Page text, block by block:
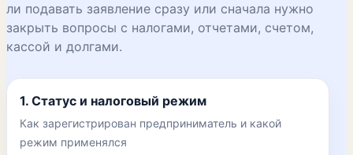
ли подавать заявление сразу или сначала нужно
закрыть вопросы с налогами, отчетами, счетом,
кассой и долгами.
1. Статус и налоговый режим
Как зарегистрирован предприниматель и какой
режим применялся